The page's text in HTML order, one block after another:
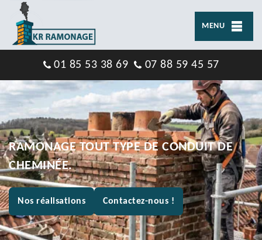
MENU
01 85 53 38 69 07 88 59 45 57
RAMONAGE TOUT TYPE DE CONDUIT DE
CHEMINÉE.
Nos réalisations Contactez-nous !